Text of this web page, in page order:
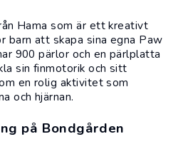
Hama som är ett kreativt
barn att skapa sina egna Paw
900 pärlor och en pärlplatta
sin finmotorik och sitt
en rolig aktivitet som
och hjärnan.
på Bondgården